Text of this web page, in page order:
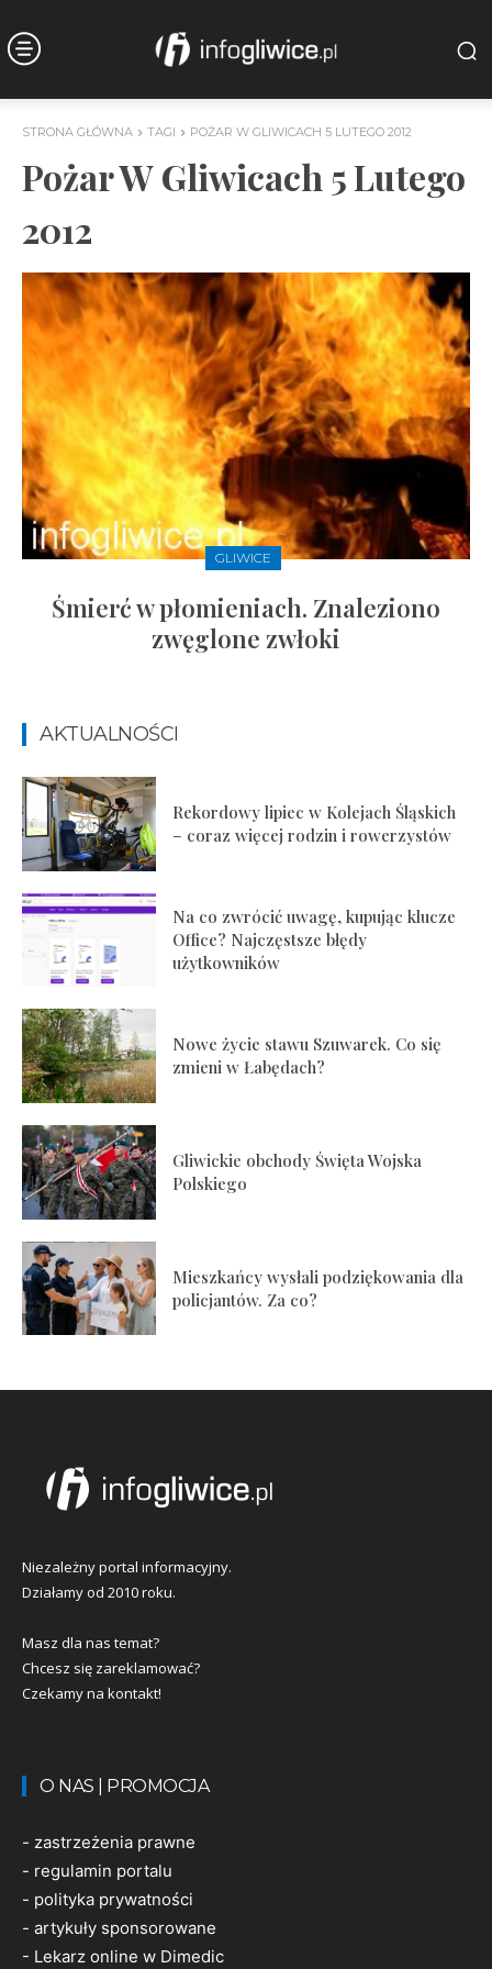
STRONA GŁÓWNA TAGI POŻAR W GLIWICACH 5 LUTEGO 2012
Pożar W Gliwicach 5 Lutego
2012
GLIWICE
Śmierć w płomieniach. Znaleziono
zwęglone zwłoki
AKTUALNOŚCI
Rekordowy lipiec w Kolejach Śląskich
– coraz więcej rodzin i rowerzystów
Na co zwrócić uwagę, kupując klucze
Office? Najczęstsze błędy
użytkowników
Nowe życie stawu Szuwarek. Co się
zmieni w Łabędach?
Gliwickie obchody Święta Wojska
Polskiego
Mieszkańcy wysłali podziękowania dla
policjantów. Za co?
Niezależny portal informacyjny.
Działamy od 2010 roku.
Masz dla nas temat?
Chcesz się zareklamować?
Czekamy na kontakt!
O NAS | PROMOCJA
- zastrzeżenia prawne
- regulamin portalu
- polityka prywatności
- artykuły sponsorowane
- Lekarz online w Dimedic